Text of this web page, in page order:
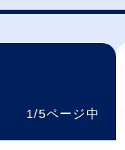
1/5ページ中